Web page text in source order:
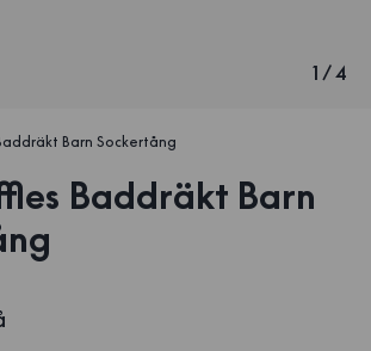
1 /4
Barn Sockertång
Baddräkt Barn